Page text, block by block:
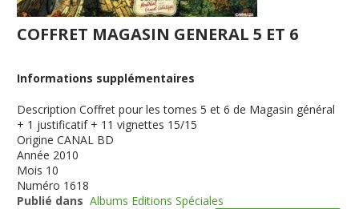
COFFRET MAGASIN GENERAL 5 ET 6
Informations supplémentaires
Description Coffret pour les tomes 5 et 6 de Magasin général
+ 1 justificatif + 11 vignettes 15/15
Origine CANAL BD
Année 2010
Mois 10
Numéro 1618
Publié dans Albums Editions Spéciales